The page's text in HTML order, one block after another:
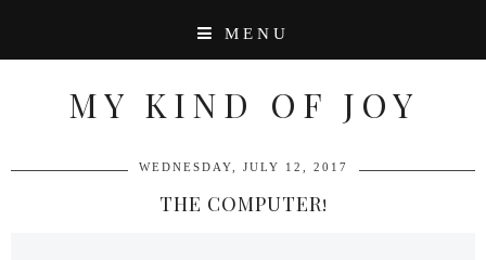
MENU
MY KIND OF JOY
WEDNESDAY, JULY 12, 2017
THE COMPUTER!